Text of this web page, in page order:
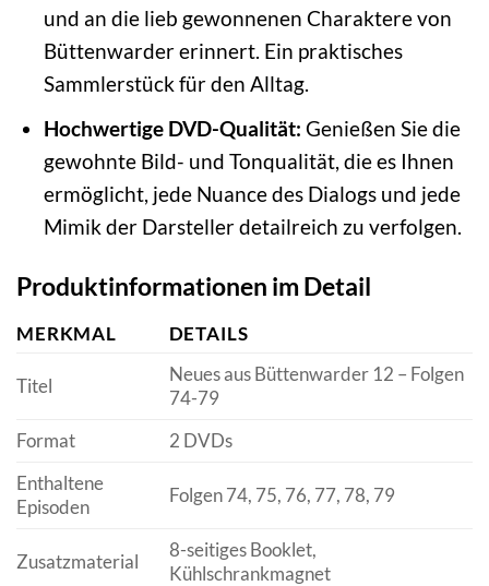
und an die lieb gewonnenen Charaktere von
Büttenwarder erinnert. Ein praktisches
Sammlerstück für den Alltag.
Hochwertige DVD-Qualität: Genießen Sie die
gewohnte Bild- und Tonqualität, die es Ihnen
ermöglicht, jede Nuance des Dialogs und jede
Mimik der Darsteller detailreich zu verfolgen.
Produktinformationen im Detail
MERKMAL DETAILS
Titel
Neues aus Büttenwarder 12 – Folgen
74-79
Format
2 DVDs
Enthaltene
Episoden
Folgen 74, 75, 76, 77, 78, 79
Zusatzmaterial
8-seitiges Booklet,
Kühlschrankmagnet